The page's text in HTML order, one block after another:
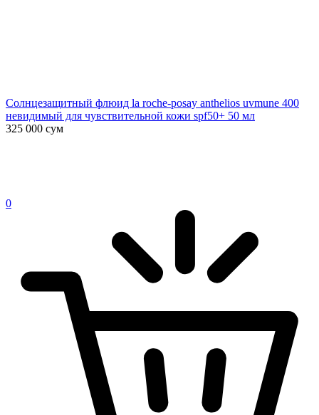
Солнцезащитный флюид la roche-posay anthelios uvmune 400
невидимый для чувствительной кожи spf50+ 50 мл
325 000 сум
0